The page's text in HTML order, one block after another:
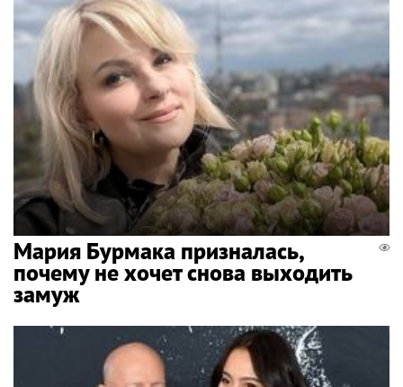
Мария Бурмака призналась,
почему не хочет снова выходить
замуж